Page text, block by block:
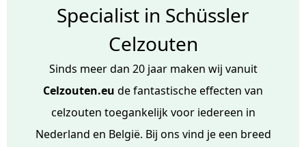
Specialist in Schüssler
Celzouten
Sinds meer dan 20 jaar maken wij vanuit
Celzouten.eu de fantastische effecten van
celzouten toegankelijk voor iedereen in
Nederland en België. Bij ons vind je een breed